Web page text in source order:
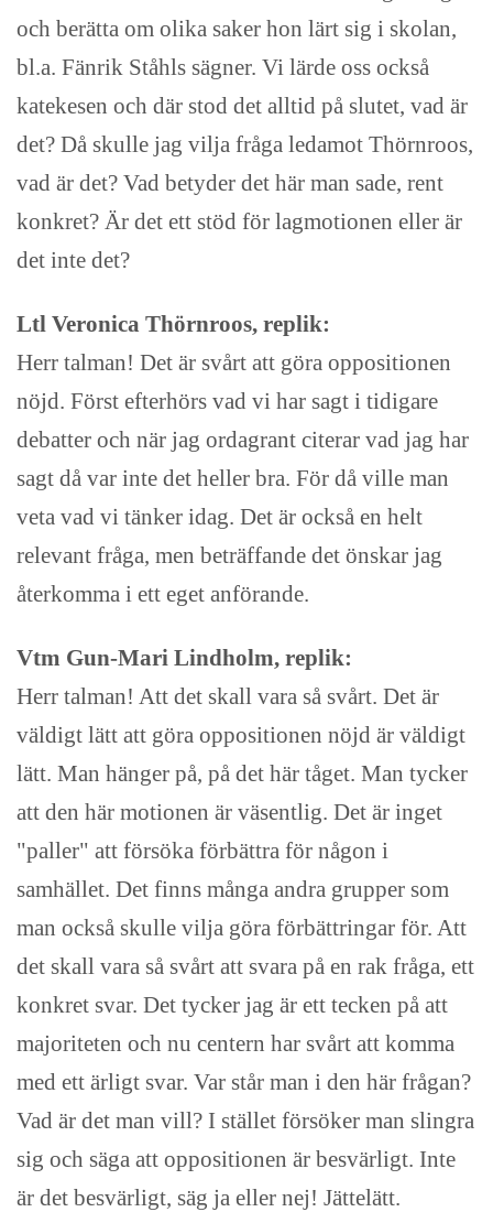
och berätta om olika saker hon lärt sig i skolan,
bl.a. Fänrik Ståhls sägner. Vi lärde oss också
katekesen och där stod det alltid på slutet, vad är
det? Då skulle jag vilja fråga ledamot Thörnroos,
vad är det? Vad betyder det här man sade, rent
konkret? Är det ett stöd för lagmotionen eller är
det inte det?
Ltl Veronica Thörnroos, replik:
Herr talman! Det är svårt att göra oppositionen
nöjd. Först efterhörs vad vi har sagt i tidigare
debatter och när jag ordagrant citerar vad jag har
sagt då var inte det heller bra. För då ville man
veta vad vi tänker idag. Det är också en helt
relevant fråga, men beträffande det önskar jag
återkomma i ett eget anförande.
Vtm Gun-Mari Lindholm, replik:
Herr talman! Att det skall vara så svårt. Det är
väldigt lätt att göra oppositionen nöjd är väldigt
lätt. Man hänger på, på det här tåget. Man tycker
att den här motionen är väsentlig. Det är inget
"paller" att försöka förbättra för någon i
samhället. Det finns många andra grupper som
man också skulle vilja göra förbättringar för. Att
det skall vara så svårt att svara på en rak fråga, ett
konkret svar. Det tycker jag är ett tecken på att
majoriteten och nu centern har svårt att komma
med ett ärligt svar. Var står man i den här frågan?
Vad är det man vill? I stället försöker man slingra
sig och säga att oppositionen är besvärligt. Inte
är det besvärligt, säg ja eller nej! Jättelätt.